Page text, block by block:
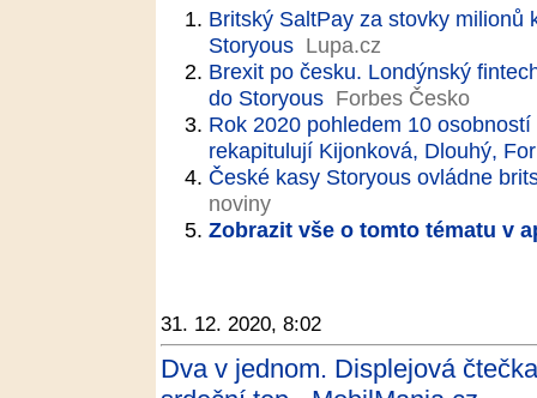
Britský SaltPay za stovky milionů
Storyous Lupa.cz
Brexit po česku. Londýnský
do Storyous Forbes Česko
Rok 2020 pohledem 10
rekapitulují Kijonková, Dlouhý,
České kasy Storyous ovládne
noviny
Zobrazit vše o tomto tématu v
31. 12. 2020, 8:02
Dva v jednom. Displejová